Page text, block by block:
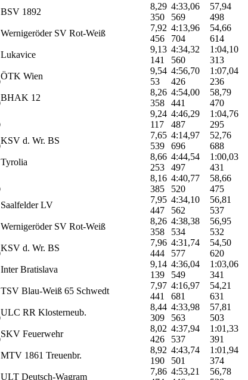
BSV 1892
8,29
350
4:33,06
569
57,94
498
Wernigeröder SV Rot-Weiß
7,92
456
4:13,96
704
54,66
614
Lukavice
9,13
141
4:34,32
560
1:04,10
313
ÖTK Wien
9,54
53
4:56,70
426
1:07,04
236
BHAK 12
8,26
358
4:54,00
441
58,79
470
9,24
117
4:46,29
487
1:04,76
295
KSV d. Wr. BS
7,65
539
4:14,97
696
52,76
688
Tyrolia
8,66
253
4:44,54
497
1:00,03
431
8,16
385
4:40,77
520
58,66
475
Saalfelder LV
7,95
447
4:34,10
562
56,81
537
Wernigeröder SV Rot-Weiß
8,26
358
4:38,38
534
56,95
532
KSV d. Wr. BS
7,96
444
4:31,74
577
54,50
620
Inter Bratislava
9,14
139
4:36,04
549
1:03,06
341
TSV Blau-Weiß 65 Schwedt
7,97
441
4:16,97
681
54,21
631
ULC RR Klosterneub.
8,44
309
4:33,98
563
57,81
503
SKV Feuerwehr
8,02
426
4:37,94
537
1:01,33
391
MTV 1861 Treuenbr.
8,92
190
4:43,74
501
1:01,94
374
ULT Deutsch-Wagram
7,86 4:53,21
56,78